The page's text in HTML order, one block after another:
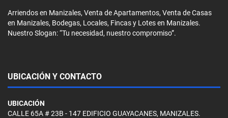
Arriendos en Manizales, Venta de Apartamentos, Venta de Casas
en Manizales, Bodegas, Locales, Fincas y Lotes en Manizales.
Nuestro Slogan: “Tu necesidad, nuestro compromiso”.
UBICACIÓN Y CONTACTO
UBICACIÓN
CALLE 65A # 23B - 147 EDIFICIO GUAYACANES, MANIZALES.